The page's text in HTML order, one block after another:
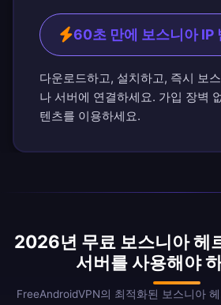
60초 만에 보스니아 IP
다운로드하고, 설치하고, 즉시 보
나 서버에 연결하세요. 가입 장벽
텐츠를 이용하세요.
2026년 무료 보스니아 헤
서버를 사용해야
FreeAndroidVPN의 최적화된 보스니아